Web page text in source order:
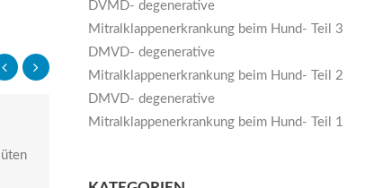
KATZENSEUCHE
genannt- ist eine Erkrankung, die am
DVMD- degenerative
Mitralklappenerkrankung beim Hund- Teil 3
DMVD- degenerative
Mitralklappenerkrankung beim Hund- Teil 2
DMVD- degenerative
Mitralklappenerkrankung beim Hund- Teil 1